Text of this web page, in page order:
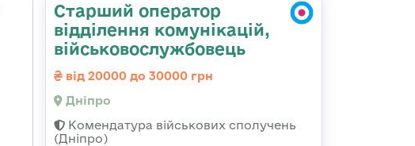
Старший оператор
відділення комунікацій,
військовослужбовець
від 20000 до 30000 грн
Дніпро
Комендатура військових сполучень
(Дніпро)